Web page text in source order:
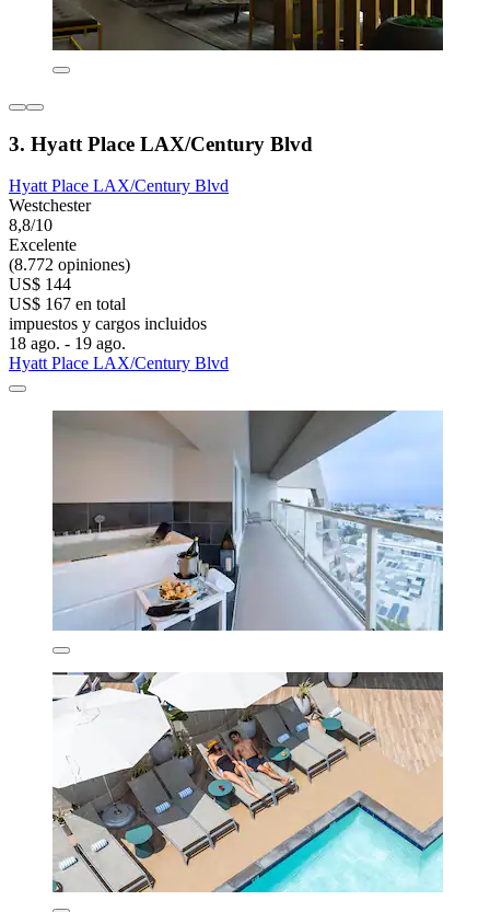
3. Hyatt Place LAX/Century Blvd
Hyatt Place LAX/Century Blvd
Westchester
8,8/10
Excelente
(8.772 opiniones)
US$ 144
US$ 167 en total
impuestos y cargos incluidos
18 ago. - 19 ago.
Hyatt Place LAX/Century Blvd